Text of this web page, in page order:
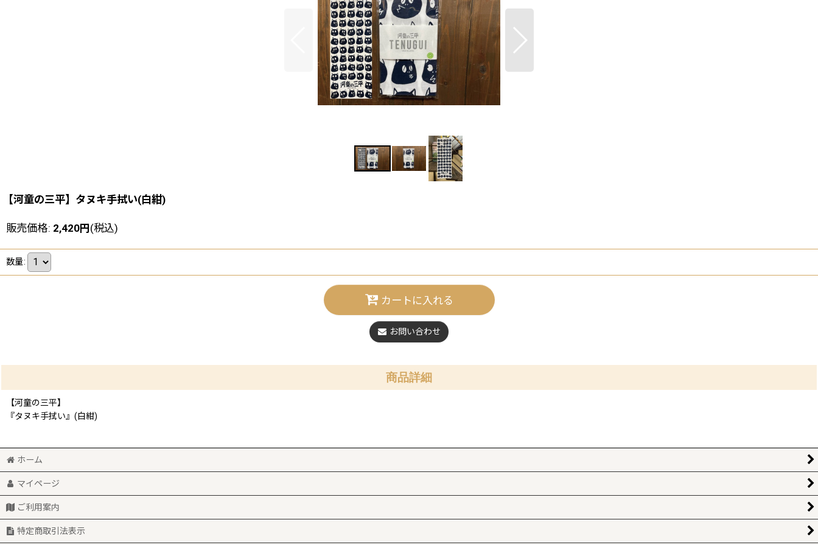
【河童の三平】タヌキ手拭い(白紺)
販売価格: 2,420円(税込)
数量:
カートに入れる
お問い合わせ
商品詳細
【河童の三平】
『タヌキ手拭い』(白紺)
ホーム
マイページ
ご利用案内
特定商取引法表示